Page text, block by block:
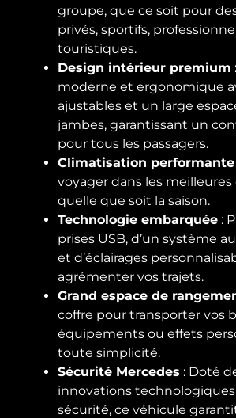
groupe, que ce soit pour
privés, sportifs,
touristiques.
Design intérieur premium
moderne et ergonomique
ajustables et un large
jambes, garantissant un
pour tous les passagers.
Climatisation performante
voyager dans les
quelle que soit la saison.
Technologie embarquée :
prises USB, d’un système
et d’éclairages
agrémenter vos trajets.
Grand espace de
coffre pour transporter vos
équipements ou effets
toute simplicité.
Sécurité Mercedes : Doté
innovations
sécurité, ce véhicule